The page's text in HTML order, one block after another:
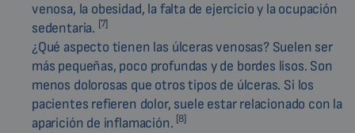
venosa, la obesidad, la falta de ejercicio y la ocupación
sedentaria. [7]
¿Qué aspecto tienen las úlceras venosas? Suelen ser
más pequeñas, poco profundas y de bordes lisos. Son
menos dolorosas que otros tipos de úlceras. Si los
pacientes refieren dolor, suele estar relacionado con la
aparición de inflamación. [8]